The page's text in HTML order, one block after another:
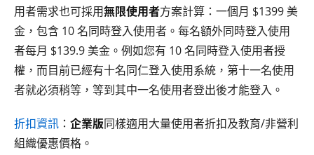
用者需求也可採用無限使用者方案計算：一個月 $1399 美
金，包含 10 名同時登入使用者。每名額外同時登入使用
者每月 $139.9 美金。例如您有 10 名同時登入使用者授
權，而目前已經有十名同仁登入使用系統，第十一名使用
者就必須稍等，等到其中一名使用者登出後才能登入。
折扣資訊 ： 企業版同樣適用大量使用者折扣及教育/非營利
組織優惠價格。